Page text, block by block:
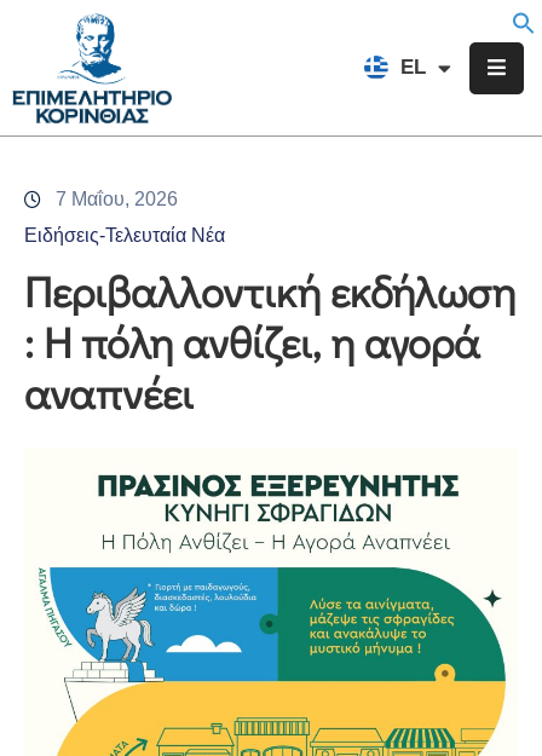
EL
FR
Επιμελητήριο
Υπηρεσίες
Προγράμματα
Δράσεις
Εκδηλώσεις
7 Μαΐου, 2026
Ειδήσεις-Τελευταία Νέα
Περιβαλλοντική εκδήλωση
: Η πόλη ανθίζει, η αγορά
αναπνέει